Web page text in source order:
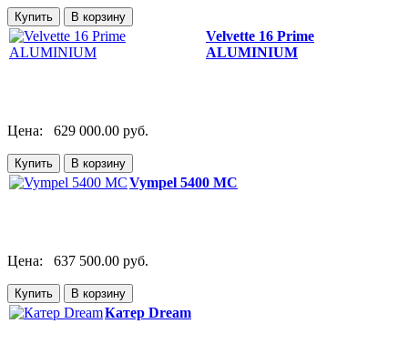
Velvette 16 Prime
ALUMINIUM
Цена: 629 000.00 руб.
Vympel 5400 MC
Цена: 637 500.00 руб.
Катер Dream